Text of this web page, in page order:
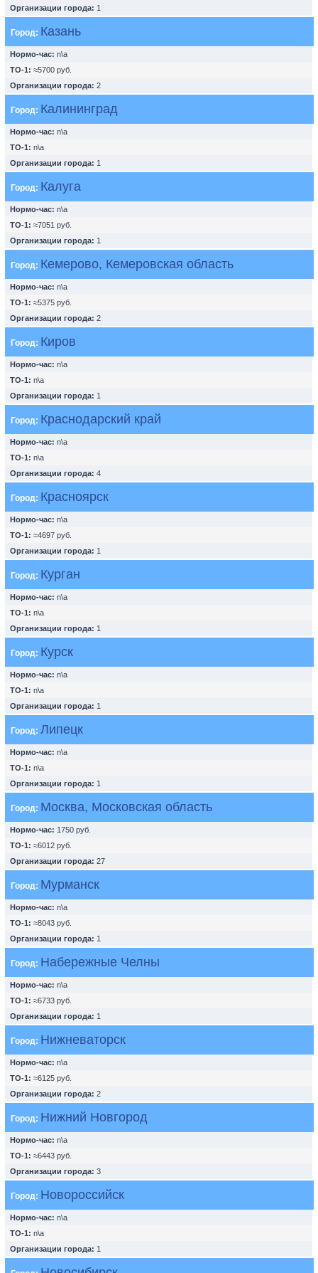
Организации города: 1
Город: Казань
Нормо-час: n\a
ТО-1: ≈5700 руб.
Организации города: 2
Город: Калининград
Нормо-час: n\a
ТО-1: n\a
Организации города: 1
Город: Калуга
Нормо-час: n\a
ТО-1: ≈7051 руб.
Организации города: 1
Город: Кемерово, Кемеровская область
Нормо-час: n\a
ТО-1: ≈5375 руб.
Организации города: 2
Город: Киров
Нормо-час: n\a
ТО-1: n\a
Организации города: 1
Город: Краснодарский край
Нормо-час: n\a
ТО-1: n\a
Организации города: 4
Город: Красноярск
Нормо-час: n\a
ТО-1: ≈4697 руб.
Организации города: 1
Город: Курган
Нормо-час: n\a
ТО-1: n\a
Организации города: 1
Город: Курск
Нормо-час: n\a
ТО-1: n\a
Организации города: 1
Город: Липецк
Нормо-час: n\a
ТО-1: n\a
Организации города: 1
Город: Москва, Московская область
Нормо-час: 1750 руб.
ТО-1: ≈6012 руб.
Организации города: 27
Город: Мурманск
Нормо-час: n\a
ТО-1: ≈8043 руб.
Организации города: 1
Город: Набережные Челны
Нормо-час: n\a
ТО-1: ≈6733 руб.
Организации города: 1
Город: Нижневаторск
Нормо-час: n\a
ТО-1: ≈6125 руб.
Организации города: 2
Город: Нижний Новгород
Нормо-час: n\a
ТО-1: ≈6443 руб.
Организации города: 3
Город: Новороссийск
Нормо-час: n\a
ТО-1: n\a
Организации города: 1